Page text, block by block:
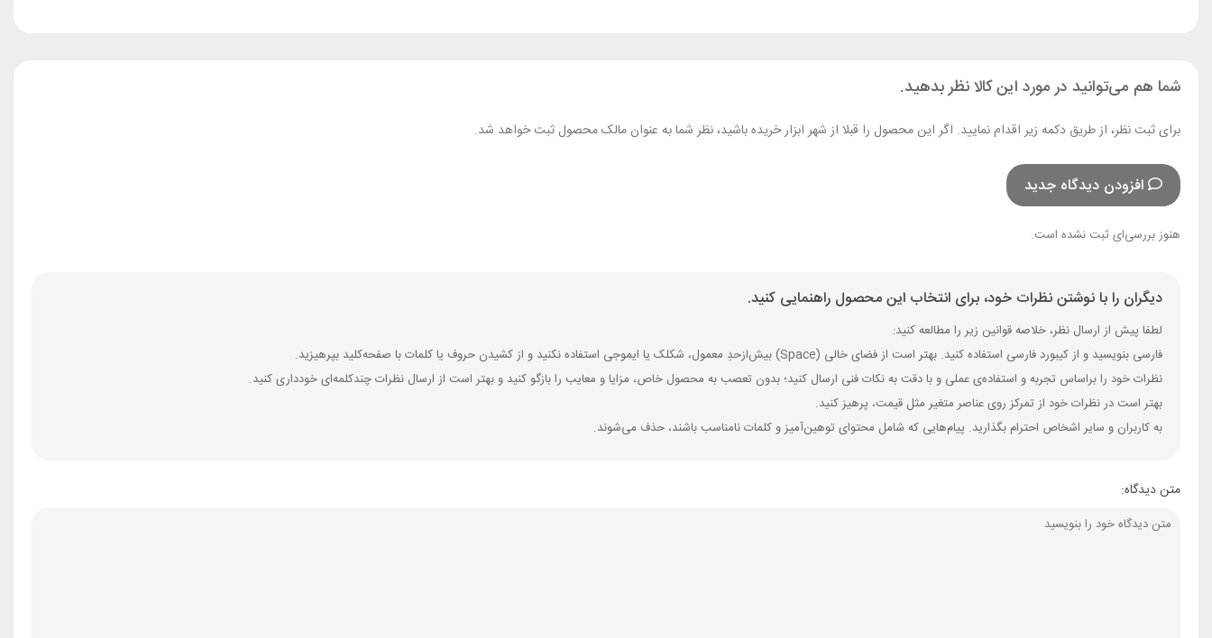
شما هم می‌توانید در مورد این کالا نظر بدهید.
برای ثبت نظر، از طریق دکمه زیر اقدام نمایید. اگر این محصول را قبلا از شهر ابزار خریده باشید، نظر شما به عنوان مالک محصول ثبت خواهد شد.
افزودن دیدگاه جدید
هنوز بررسی‌ای ثبت نشده است.
دیگران را با نوشتن نظرات خود، برای انتخاب این محصول راهنمایی کنید.
لطفا پیش از ارسال نظر، خلاصه قوانین زیر را مطالعه کنید:
فارسی بنویسید و از کیبورد فارسی استفاده کنید. بهتر است از فضای خالی (Space) بیش‌از‌حدِ معمول، شکلک یا ایموجی استفاده نکنید و از کشیدن حروف یا کلمات با صفحه‌کلید بپرهیزید.
نظرات خود را براساس تجربه و استفاده‌ی عملی و با دقت به نکات فنی ارسال کنید؛ بدون تعصب به محصول خاص، مزایا و معایب را بازگو کنید و بهتر است از ارسال نظرات چندکلمه‌‌ای خودداری کنید.
بهتر است در نظرات خود از تمرکز روی عناصر متغیر مثل قیمت، پرهیز کنید.
به کاربران و سایر اشخاص احترام بگذارید. پیام‌هایی که شامل محتوای توهین‌آمیز و کلمات نامناسب باشند، حذف می‌شوند.
متن دیدگاه: